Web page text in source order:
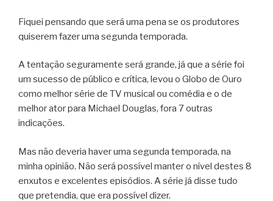
Fiquei pensando que será uma pena se os produtores
quiserem fazer uma segunda temporada.
A tentação seguramente será grande, já que a série foi
um sucesso de público e crítica, levou o Globo de Ouro
como melhor série de TV musical ou comédia e o de
melhor ator para Michael Douglas, fora 7 outras
indicações.
Mas não deveria haver uma segunda temporada, na
minha opinião. Não será possível manter o nível destes 8
enxutos e excelentes episódios. A série já disse tudo
que pretendia, que era possível dizer.